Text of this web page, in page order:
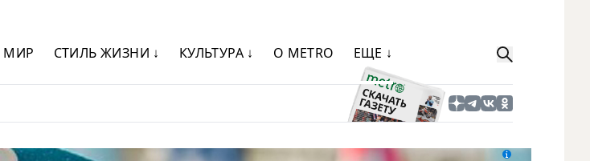
МИР СТИЛЬ ЖИЗНИ ↓ КУЛЬТУРА ↓ О METRO ЕЩЕ ↓